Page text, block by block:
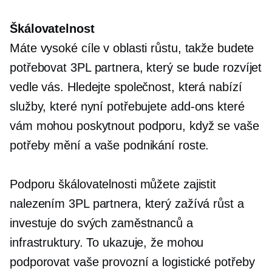
Škálovatelnost
Máte vysoké cíle v oblasti růstu, takže budete
potřebovat 3PL partnera, který se bude rozvíjet
vedle vás. Hledejte společnost, která nabízí
služby, které nyní potřebujete add-ons které
vám mohou poskytnout podporu, když se vaše
potřeby mění a vaše podnikání roste.
Podporu škálovatelnosti můžete zajistit
nalezením 3PL partnera, který zažívá růst a
investuje do svých zaměstnanců a
infrastruktury. To ukazuje, že mohou
podporovat vaše provozní a logistické potřeby